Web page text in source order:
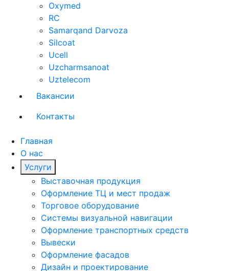
Oxymed
RC
Samarqand Darvoza
Silcoat
Ucell
Uzcharmsanoat
Uztelecom
Вакансии
Контакты
Главная
О нас
Услуги
Выставочная продукция
Оформление ТЦ и мест продаж
Торговое оборудование
Системы визуальной навигации
Оформление транспортных средств
Вывески
Оформление фасадов
Дизайн и проектирование